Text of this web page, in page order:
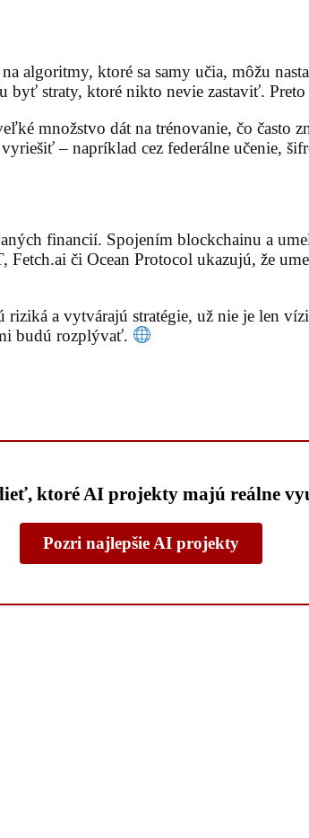
algoritmy, ktoré sa samy učia, môžu
byť straty, ktoré nikto nevie zastaviť.
množstvo dát na trénovanie, čo často
– napríklad cez federálne učenie,
financií. Spojením blockchainu a
či Ocean Protocol ukazujú, že
a vytvárajú stratégie, už nie je len
budú rozplývať.
ktoré AI projekty majú reálne
Pozri najlepšie AI projekty